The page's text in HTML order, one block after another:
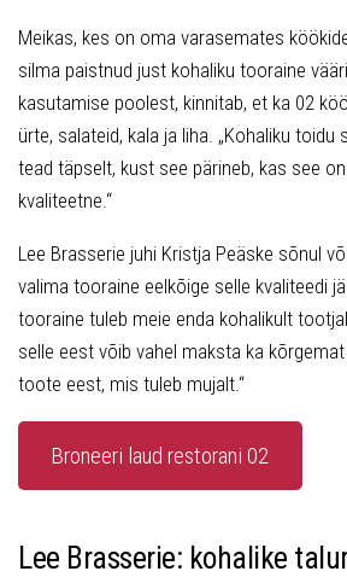
Meikas, kes on oma varasemates
silma paistnud just kohaliku tooraine
kasutamise poolest, kinnitab, et ka 02
ürte, salateid, kala ja liha. „Kohaliku
tead täpselt, kust see pärineb, kas see
kvaliteetne.“
Lee Brasserie juhi Kristja Peäske sõnul
valima tooraine eelkõige selle kvaliteedi
tooraine tuleb meie enda kohalikult
selle eest võib vahel maksta ka
toote eest, mis tuleb mujalt.“
Broneeri laud restorani 02
Lee Brasserie: kohalike